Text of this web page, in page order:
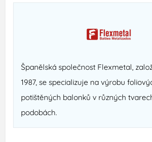
Španělská společnost Flexmetal,
1987, se specializuje na výrobu
potištěných balonků v různých
podobách.